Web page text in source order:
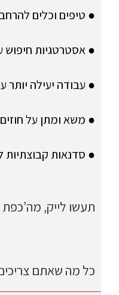
● טיפים וכלים
● אסטרטגיות חיפוש
● עבודה יעילה
● משא ומתן על
● סדנאות
תעשו לייק,
כל מה שאתם